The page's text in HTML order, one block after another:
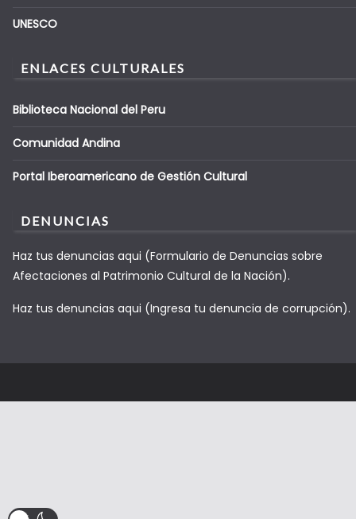
UNESCO
ENLACES CULTURALES
Biblioteca Nacional del Peru
Comunidad Andina
Portal Iberoamericano de Gestión Cultural
DENUNCIAS
Haz tus denuncias aqui (Formulario de Denuncias sobre
Afectaciones al Patrimonio Cultural de la Nación).
Haz tus denuncias aqui (Ingresa tu denuncia de corrupción).